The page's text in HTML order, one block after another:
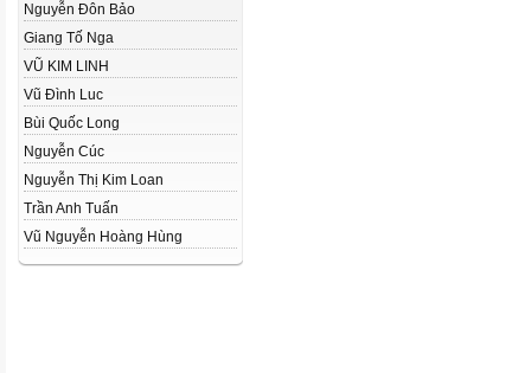
Nguyễn Đôn Bảo
Giang Tố Nga
VŨ KIM LINH
Vũ Đình Luc
Bùi Quốc Long
Nguyễn Cúc
Nguyễn Thị Kim Loan
Trần Anh Tuấn
Vũ Nguyễn Hoàng Hùng